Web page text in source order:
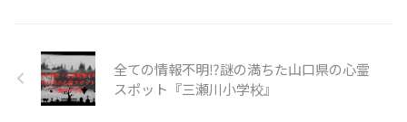
全ての情報不明⁉謎の満ちた山口県の心霊
スポット『三瀬川小学校』